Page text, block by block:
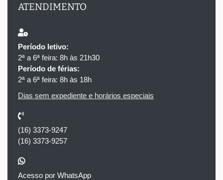
ATENDIMENTO
Período letivo:
2ª a 6ª feira: 8h às 21h30
Período de férias:
2ª a 6ª feira: 8h às 18h
Dias sem expediente e horários especiais
(16) 3373-9247
(16) 3373-9257
Acesso por WhatsApp